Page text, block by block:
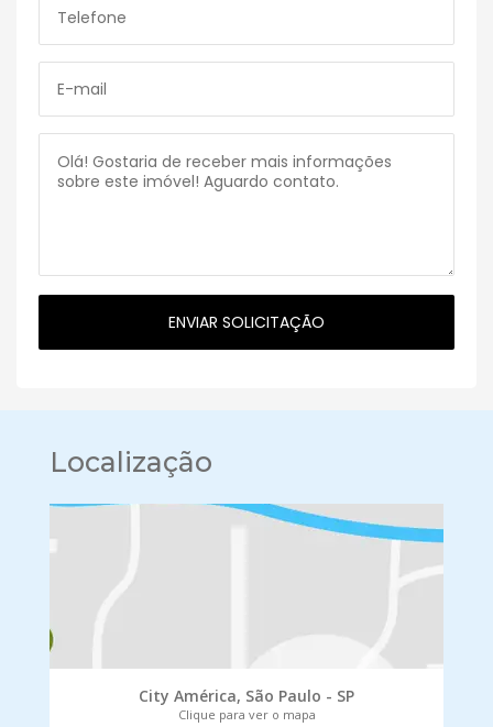
Localização
City América, São Paulo - SP
Clique para ver o mapa